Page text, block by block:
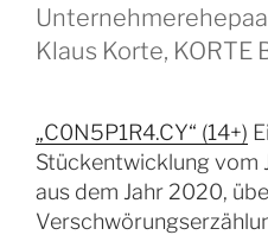
Klaus Korte, KORTE
„C0N5P1R4.CY“ (14+)
Stückentwicklung vom
aus dem Jahr 2020,